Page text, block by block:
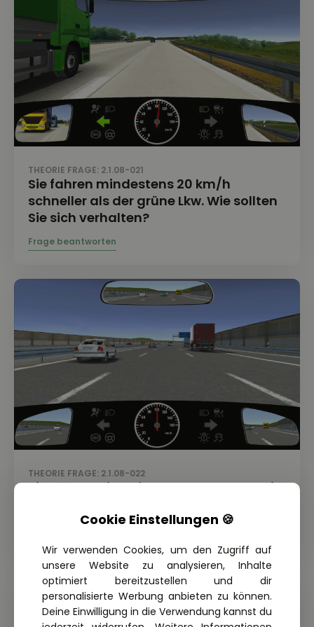
THEORIE FRAGE: 2.1.08-021
Sie fahren mindestens 20 km/h
schneller als der grüne Lkw. Wie sollten
Sie sich verhalten?
THEORIE FRAGE: 2.1.08-022
Sie nähern sich diesen Fahrzeugen. Wie
verhalten?Cookie Einstellungen 🍪
Wir verwenden Cookies, um den Zugriff auf
unsere Website zu analysieren, Inhalte
optimiert bereitzustellen und dir
personalisierte Werbung anbieten zu können.
Deine Einwilligung in die Verwendung kannst du